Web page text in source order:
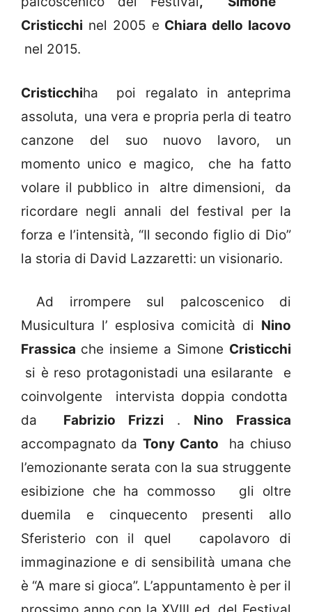
Cristicchi nel 2005 e Chiara dello Iacovo
nel 2015.
Cristicchiha poi regalato in anteprima
assoluta, una vera e propria perla di teatro
canzone del suo nuovo lavoro, un
momento unico e magico, che ha fatto
volare il pubblico in altre dimensioni, da
ricordare negli annali del festival per la
forza e l’intensità, “Il secondo figlio di Dio”
la storia di David Lazzaretti: un visionario.
Ad irrompere sul palcoscenico di
Musicultura l’ esplosiva comicità di Nino
Frassica che insieme a Simone Cristicchi
si è reso protagonistadi una esilarante e
coinvolgente intervista doppia condotta
da Fabrizio Frizzi . Nino Frassica
accompagnato da Tony Canto ha chiuso
l’emozionante serata con la sua struggente
esibizione che ha commosso gli oltre
duemila e cinquecento presenti allo
Sferisterio con il quel capolavoro di
immaginazione e di sensibilità umana che
è “A mare si gioca”. L’appuntamento è per il